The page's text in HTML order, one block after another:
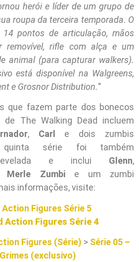
herói e líder de um grupo de
roupa da terceira temporada. O
pontos de articulação, mãos
removível, rifle com alça e um
animal (para capturar walkers).
está disponível na Walgreens,
e Grosnor Distribution.”
que fazem parte dos bonecos
The Walking Dead incluem
, Carl
e dois zumbis
quinta série foi também
revelada e inclui Glenn,
Merle Zumbie um zumbi
informações, visite:
Figures Série 5
Action Figures Série 4
Figures (Série) > Série 05 –
(exclusivo)